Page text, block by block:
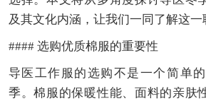
及其文化内涵，让我们一同了解这一
#### 选购优质棉服的重要性
导医工作服的选购不是一个简单
季。棉服的保暖性能、面料的亲肤